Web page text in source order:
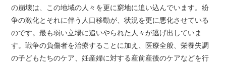
の崩壊は、この地域の人々を更に窮地に追い込んでいます。紛
争の激化とそれに伴う人口移動が、状況を更に悪化させている
のです。最も弱い立場に追いやられた人々が逃げ出していま
す。戦争の負傷者を治療することに加え、医療全般、栄養失調
の子どもたちのケア、妊産婦に対する産前産後のケアなどを行